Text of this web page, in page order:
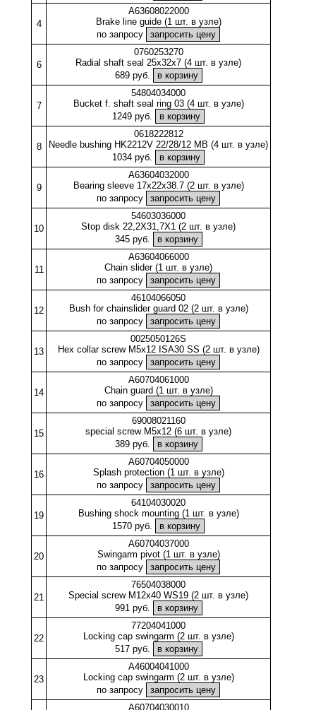
4
A63608022000
Brake line guide (1 шт. в узле)
по запросу
6
0760253270
Radial shaft seal 25x32x7 (4 шт. в узле)
689 руб.
7
54804034000
Bucket f. shaft seal ring 03 (4 шт. в узле)
1249 руб.
8
0618222812
Needle bushing HK2212V 22/28/12 MB (4 шт. в узле)
1034 руб.
9
A63604032000
Bearing sleeve 17x22x38.7 (2 шт. в узле)
по запросу
10
54603036000
Stop disk 22,2X31,7X1 (2 шт. в узле)
345 руб.
11
A63604066000
Chain slider (1 шт. в узле)
по запросу
12
46104066050
Bush for chainslider guard 02 (2 шт. в узле)
по запросу
13
0025050126S
Hex collar screw M5x12 ISA30 SS (2 шт. в узле)
по запросу
14
A60704061000
Chain guard (1 шт. в узле)
по запросу
15
69008021160
special screw M5x12 (6 шт. в узле)
389 руб.
16
A60704050000
Splash protection (1 шт. в узле)
по запросу
19
64104030020
Bushing shock mounting (1 шт. в узле)
1570 руб.
20
A60704037000
Swingarm pivot (1 шт. в узле)
по запросу
21
76504038000
Special screw M12x40 WS19 (2 шт. в узле)
991 руб.
22
77204041000
Locking cap swingarm (2 шт. в узле)
517 руб.
23
A46004041000
Locking cap swingarm (2 шт. в узле)
по запросу
A60704030010